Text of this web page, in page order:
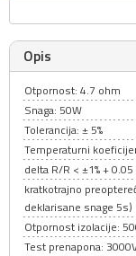
Opis
Otpornost: 4.7 ohm
Snaga: 50W
Tolerancija: ± 5%
Temperaturni
delta R/R < ±1% +
kratkotrajno
deklarisane snage 5s)
Otpornost izolacije:
Test prenapona: